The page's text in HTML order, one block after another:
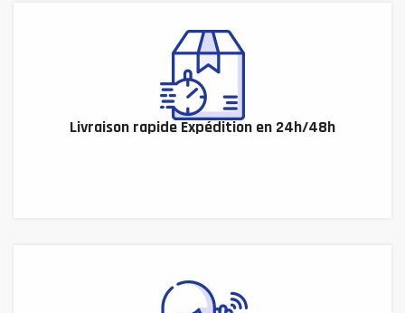
Livraison rapide Expédition en 24h/48h